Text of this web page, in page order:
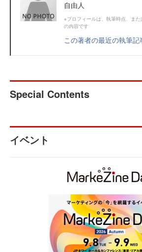
自由人
※プロフィールは、執筆時点、ま
の内容です
この著者の最近の執筆記
Special Contents
イベント